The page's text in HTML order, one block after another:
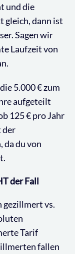
und die
gleich, dann ist
Sagen wir
Laufzeit von
5.000 € zum
aufgeteilt
125 € pro Jahr
der
da du von
der Fall
gezillmert vs.
Tarif
fallen